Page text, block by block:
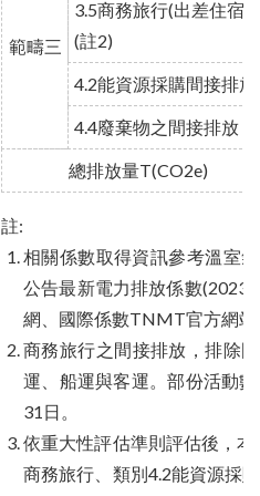
範疇三
3.5商務旅行(出差住宿)
(註2)
4.2能資源採購間接排放
4.4廢棄物之間接排放
總排放量T(CO2e)
註:
相關係數取得資訊參考溫室
公告最新電力排放係數
網、國際係數TNMT官方網站
商務旅行之間接排放，排除
運、船運與客運。部份活動
31日。
依重大性評估準則評估後，
商務旅行、類別4.2能資源採